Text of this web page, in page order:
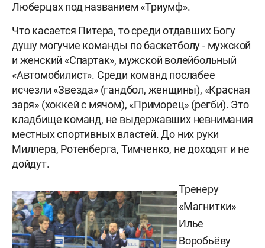
Люберцах под названием «Триумф».
Что касается Питера, то среди отдавших Богу
душу могучие команды по баскетболу - мужской
и женский «Спартак», мужской волейбольный
«Автомобилист». Среди команд послабее
исчезли «Звезда» (гандбол, женщины), «Красная
заря» (хоккей с мячом), «Приморец» (регби). Это
кладбище команд, не выдержавших невнимания
местных спортивных властей. До них руки
Миллера, Ротенберга, Тимченко, не доходят и не
дойдут.
Тренеру
«Магнитки»
Илье
Воробьёву